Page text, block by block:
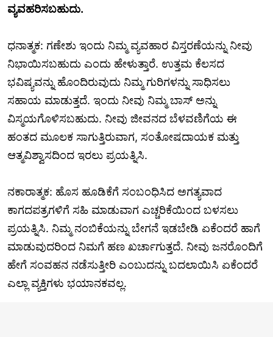
ವ್ಯವಹರಿಸಬಹುದು.
ಧನಾತ್ಮಕ: ಗಣೇಶು ಇಂದು ನಿಮ್ಮ ವ್ಯವಹಾರ ವಿಸ್ತರಣೆಯನ್ನು ನೀವು
ನಿಭಾಯಿಸಬಹುದು ಎಂದು ಹೇಳುತ್ತಾರೆ. ಉತ್ತಮ ಕೆಲಸದ
ಭವಿಷ್ಯವನ್ನು ಹೊಂದಿರುವುದು ನಿಮ್ಮ ಗುರಿಗಳನ್ನು ಸಾಧಿಸಲು
ಸಹಾಯ ಮಾಡುತ್ತದೆ. ಇಂದು ನೀವು ನಿಮ್ಮ ಬಾಸ್ ಅನ್ನು
ವಿಸ್ಮಯಗೊಳಿಸಬಹುದು. ನೀವು ಜೀವನದ ಬೆಳವಣಿಗೆಯ ಈ
ಹಂತದ ಮೂಲಕ ಸಾಗುತ್ತಿರುವಾಗ, ಸಂತೋಷದಾಯಕ ಮತ್ತು
ಆತ್ಮವಿಶ್ವಾಸದಿಂದ ಇರಲು ಪ್ರಯತ್ನಿಸಿ.
ನಕಾರಾತ್ಮಕ: ಹೊಸ ಹೂಡಿಕೆಗೆ ಸಂಬಂಧಿಸಿದ ಅಗತ್ಯವಾದ
ಕಾಗದಪತ್ರಗಳಿಗೆ ಸಹಿ ಮಾಡುವಾಗ ಎಚ್ಚರಿಕೆಯಿಂದ ಬಳಸಲು
ಪ್ರಯತ್ನಿಸಿ. ನಿಮ್ಮ ನಂಬಿಕೆಯನ್ನು ಬೇಗನೆ ಇಡಬೇಡಿ ಏಕೆಂದರೆ ಹಾಗೆ
ಮಾಡುವುದರಿಂದ ನಿಮಗೆ ಹಣ ಖರ್ಚಾಗುತ್ತದೆ. ನೀವು ಜನರೊಂದಿಗೆ
ಹೇಗೆ ಸಂವಹನ ನಡೆಸುತ್ತೀರಿ ಎಂಬುದನ್ನು ಬದಲಾಯಿಸಿ ಏಕೆಂದರೆ
ಎಲ್ಲಾ ವ್ಯಕ್ತಿಗಳು ಭಯಾನಕವಲ್ಲ.